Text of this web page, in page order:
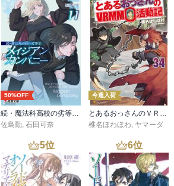
50%OFF
続・魔法科高校の劣等生 メイジアン・カンパニー(11)
佐島勤, 石田可奈
今週入荷
とあるおっさんのＶＲＭＭＯ活動記34
椎名ほわほわ, ヤマーダ
5位 6位